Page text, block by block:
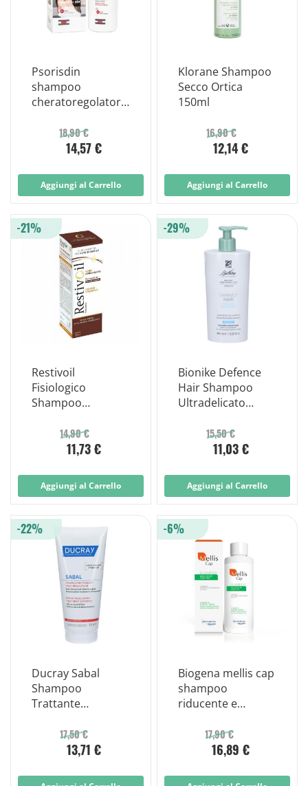
Psorisdin
shampoo
cheratoregolatore
18,90 €
14,57 €
Aggiungi al Carrello
Klorane Shampoo
Secco Ortica
150ml
16,90 €
12,14 €
Aggiungi al Carrello
Restivoil
Fisiologico
Shampoo
e Per Capelli
Grassi 250ml
14,90 €
11,73 €
-21%
Aggiungi al Carrello
Bionike Defence
Hair Shampoo
Ultradelicato
15,50 €
11,03 €
-29%
Aggiungi al Carrello
Ducray Sabal
Shampoo
Trattante
17,50 €
13,71 €
-22%
Biogena mellis cap
shampoo
riducente e
17,90 €
16,89 €
-6%